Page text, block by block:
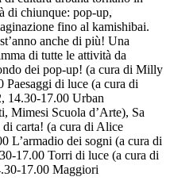
di chiunque: pop-up,
fino al kamishibai.
anche di più! Una
di tutte le attività da
dei pop-up! (a cura di Milly
di luce (a cura di
14.30-17.00 Urban
Mimesi Scuola d’Arte), Sa
carta! (a cura di Alice
L’armadio dei sogni (a cura di
17.00 Torri di luce (a cura di
17.00 Maggiori